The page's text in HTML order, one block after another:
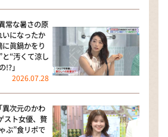
常な暑さの原
になったか
眞鍋かをり
と“汚くて涼し
!?」
2026.07.28
異次元のかわ
スト女優、贅
ぶ”食リポで